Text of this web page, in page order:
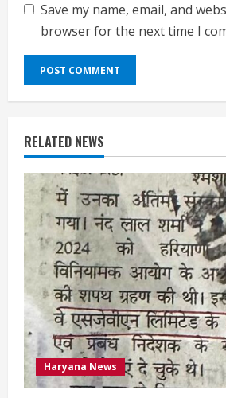
Save my name, email, and
browser for the next time I
RELATED NEWS
Haryana News